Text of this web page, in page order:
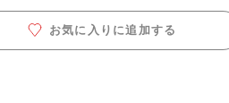
お気に入りに追加する